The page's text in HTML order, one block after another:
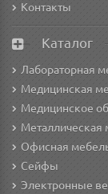
Контакты
Каталог
Лабораторная
Медицинская
Медицинское
Металлическая
Офисная
Сейфы
Электронные